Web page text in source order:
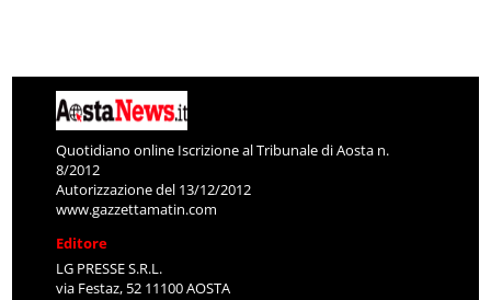
Quotidiano online Iscrizione al Tribunale di Aosta n.
8/2012
Autorizzazione del 13/12/2012
www.gazzettamatin.com
Editore
LG PRESSE S.R.L.
via Festaz, 52 11100 AOSTA